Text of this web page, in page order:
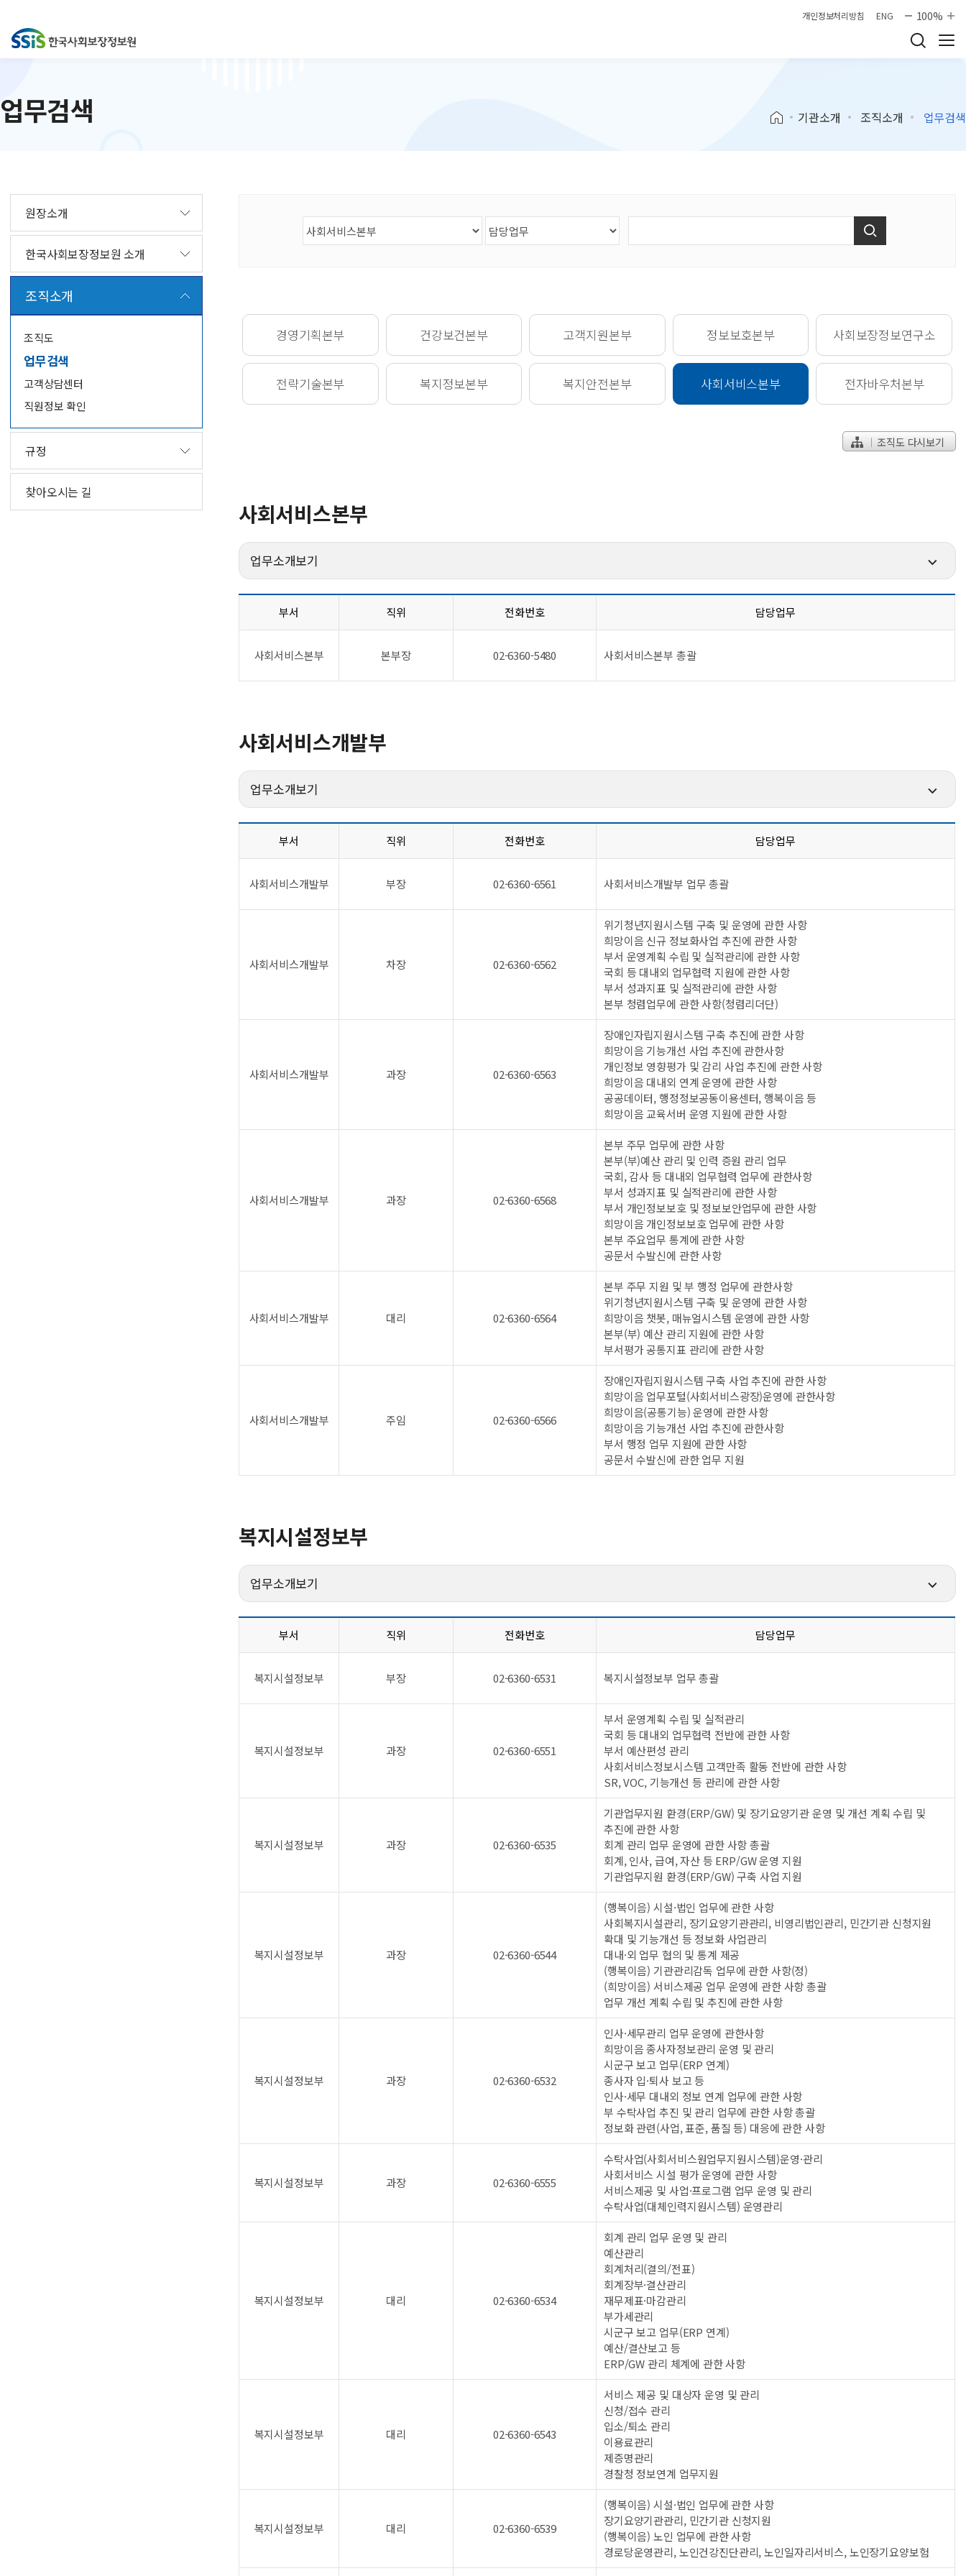
개인정보처리방침 ENG 100%
업무검색 기관소개 조직소개 업무검색
원장소개
한국사회보장정보원 소개
조직소개
조직도
업무검색
고객상담센터
직원정보 확인
규정
찾아오시는 길
경영기획본부 건강보건본부 고객지원본부 정보보호본부 사회보장정보연구소
전략기술본부 복지정보본부 복지안전본부 사회서비스본부 전자바우처본부
조직도 다시보기
사회서비스본부
업무소개보기
부서 직위 전화번호 담당업무
사회서비스본부 본부장 02-6360-5480 사회서비스본부 총괄
사회서비스개발부
업무소개보기
부서 직위 전화번호 담당업무
사회서비스개발부 부장 02-6360-6561 사회서비스개발부 업무 총괄
사회서비스개발부 차장 02-6360-6562
위기청년지원시스템 구축 및 운영에 관한 사항
희망이음 신규 정보화사업 추진에 관한 사항
부서 운영계획 수립 및 실적관리에 관한 사항
국회 등 대내외 업무협력 지원에 관한 사항
부서 성과지표 및 실적관리에 관한 사항
본부 청렴업무에 관한 사항(청렴리더단)
사회서비스개발부 과장 02-6360-6563
장애인자립지원시스템 구축 추진에 관한 사항
희망이음 기능개선 사업 추진에 관한사항
개인정보 영향평가 및 감리 사업 추진에 관한 사항
희망이음 대내외 연계 운영에 관한 사항
공공데이터, 행정정보공동이용센터, 행복이음 등
희망이음 교육서버 운영 지원에 관한 사항
사회서비스개발부 과장 02-6360-6568
본부 주무 업무에 관한 사항
본부(부)예산 관리 및 인력 증원 관리 업무
국회, 감사 등 대내외 업무협력 업무에 관한사항
부서 성과지표 및 실적관리에 관한 사항
부서 개인정보보호 및 정보보안업무에 관한 사항
희망이음 개인정보보호 업무에 관한 사항
본부 주요업무 통계에 관한 사항
공문서 수발신에 관한 사항
사회서비스개발부 대리 02-6360-6564
본부 주무 지원 및 부 행정 업무에 관한사항
위기청년지원시스템 구축 및 운영에 관한 사항
희망이음 챗봇, 매뉴얼시스템 운영에 관한 사항
본부(부) 예산 관리 지원에 관한 사항
부서평가 공통지표 관리에 관한 사항
사회서비스개발부 주임 02-6360-6566
장애인자립지원시스템 구축 사업 추진에 관한 사항
희망이음 업무포털(사회서비스광장)운영에 관한사항
희망이음(공통기능) 운영에 관한 사항
희망이음 기능개선 사업 추진에 관한사항
부서 행정 업무 지원에 관한 사항
공문서 수발신에 관한 업무 지원
복지시설정보부
업무소개보기
부서 직위 전화번호 담당업무
복지시설정보부 부장 02-6360-6531 복지시설정보부 업무 총괄
복지시설정보부 과장 02-6360-6551
부서 운영계획 수립 및 실적관리
국회 등 대내외 업무협력 전반에 관한 사항
부서 예산편성 관리
사회서비스정보시스템 고객만족 활동 전반에 관한 사항
SR, VOC, 기능개선 등 관리에 관한 사항
복지시설정보부 과장 02-6360-6535
기관업무지원 환경(ERP/GW) 및 장기요양기관 운영 및 개선 계획 수립 및
추진에 관한 사항
회계 관리 업무 운영에 관한 사항 총괄
회계, 인사, 급여, 자산 등 ERP/GW 운영 지원
기관업무지원 환경(ERP/GW) 구축 사업 지원
복지시설정보부 과장 02-6360-6544
(행복이음) 시설·법인 업무에 관한 사항
사회복지시설관리, 장기요양기관관리, 비영리법인관리, 민간기관 신청지원
확대 및 기능개선 등 정보화 사업관리
대내·외 업무 협의 및 통계 제공
(행복이음) 기관관리감독 업무에 관한 사항(정)
(희망이음) 서비스제공 업무 운영에 관한 사항 총괄
업무 개선 계획 수립 및 추진에 관한 사항
복지시설정보부 과장 02-6360-6532
인사·세무관리 업무 운영에 관한사항
희망이음 종사자정보관리 운영 및 관리
시군구 보고 업무(ERP 연계)
종사자 입·퇴사 보고 등
인사·세무 대내외 정보 연계 업무에 관한 사항
부 수탁사업 추진 및 관리 업무에 관한 사항 총괄
정보화 관련(사업, 표준, 품질 등) 대응에 관한 사항
복지시설정보부 과장 02-6360-6555
수탁사업(사회서비스원업무지원시스템)운영·관리
사회서비스 시설 평가 운영에 관한 사항
서비스제공 및 사업·프로그램 업무 운영 및 관리
수탁사업(대체인력지원시스템) 운영관리
복지시설정보부 대리 02-6360-6534
회계 관리 업무 운영 및 관리
예산관리
회계처리(결의/전표)
회계장부·결산관리
재무제표·마감관리
부가세관리
시군구 보고 업무(ERP 연계)
예산/결산보고 등
ERP/GW 관리 체계에 관한 사항
복지시설정보부 대리 02-6360-6543
서비스 제공 및 대상자 운영 및 관리
신청/접수 관리
입소/퇴소 관리
이용료관리
제증명관리
경찰청 정보연계 업무지원
복지시설정보부 대리 02-6360-6539
(행복이음) 시설·법인 업무에 관한 사항
장기요양기관관리, 민간기관 신청지원
(행복이음) 노인 업무에 관한 사항
경로당운영관리, 노인건강진단관리, 노인일자리서비스, 노인장기요양보험